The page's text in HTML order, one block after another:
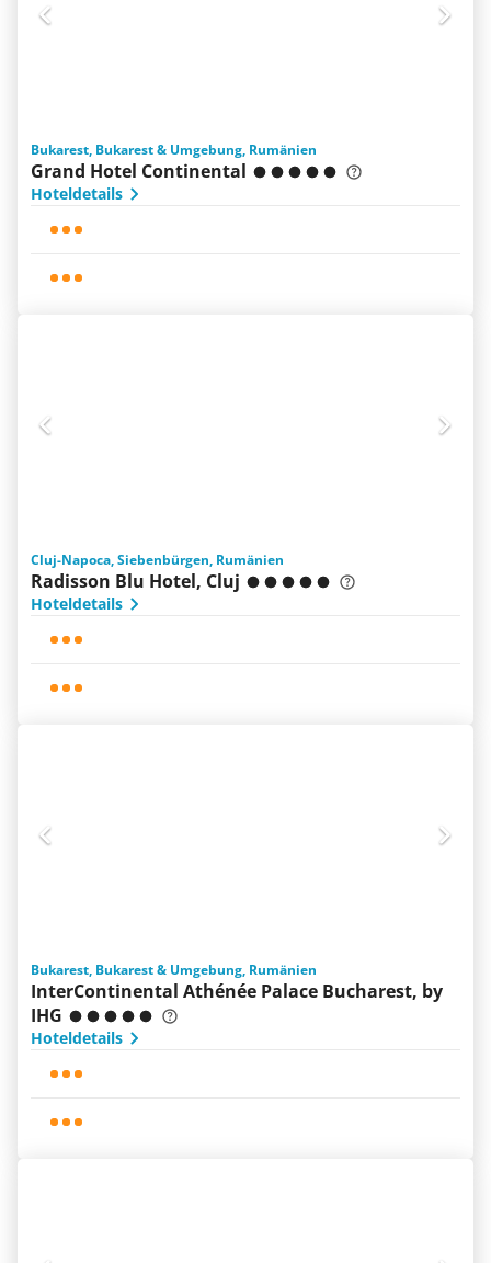
Bukarest, Bukarest & Umgebung, Rumänien
Grand Hotel Continental
Hoteldetails
Cluj-Napoca, Siebenbürgen, Rumänien
Radisson Blu Hotel, Cluj
Hoteldetails
Bukarest, Bukarest & Umgebung, Rumänien
InterContinental Athénée Palace Bucharest, by
IHG
Hoteldetails